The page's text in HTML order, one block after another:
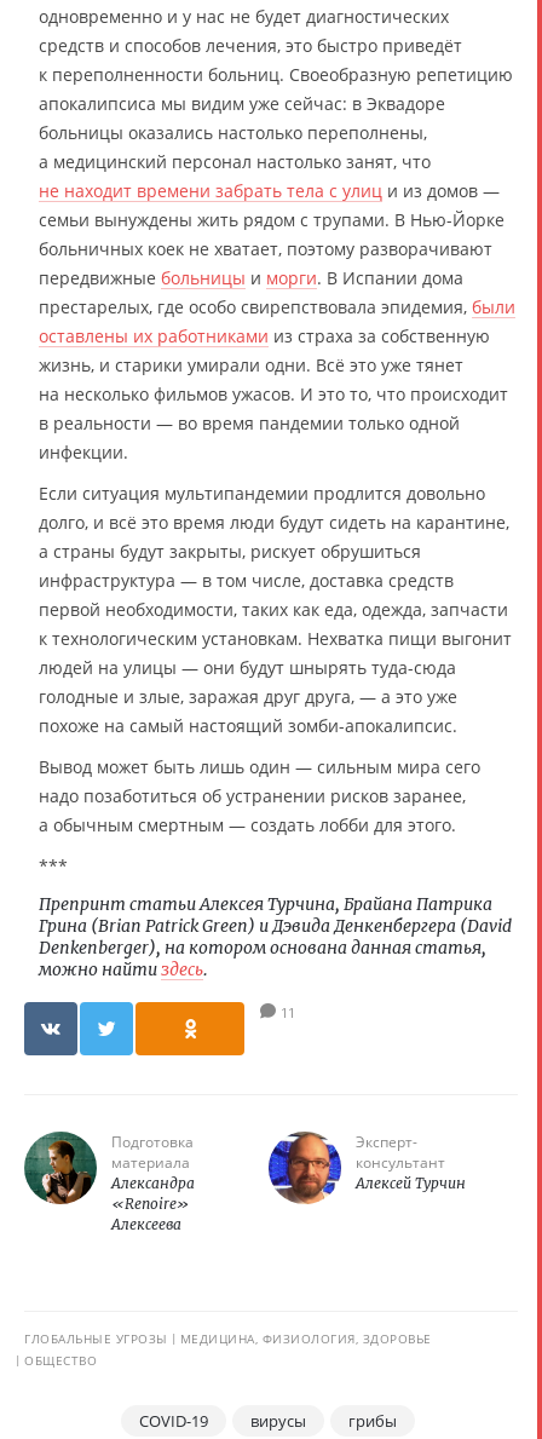
одновременно и у нас не будет диагностических
средств и способов лечения, это быстро приведёт
к переполненности больниц. Своеобразную репетицию
апокалипсиса мы видим уже сейчас: в Эквадоре
больницы оказались настолько переполнены,
а медицинский персонал настолько занят, что
не находит времени забрать тела с улиц и из домов —
семьи вынуждены жить рядом с трупами. В Нью-Йорке
больничных коек не хватает, поэтому разворачивают
передвижные больницы и морги. В Испании дома
престарелых, где особо свирепствовала эпидемия, были
оставлены их работниками из страха за собственную
жизнь, и старики умирали одни. Всё это уже тянет
на несколько фильмов ужасов. И это то, что происходит
в реальности — во время пандемии только одной
инфекции.
Если ситуация мультипандемии продлится довольно
долго, и всё это время люди будут сидеть на карантине,
а страны будут закрыты, рискует обрушиться
инфраструктура — в том числе, доставка средств
первой необходимости, таких как еда, одежда, запчасти
к технологическим установкам. Нехватка пищи выгонит
людей на улицы — они будут шнырять туда-сюда
голодные и злые, заражая друг друга, — а это уже
похоже на самый настоящий зомби-апокалипсис.
Вывод может быть лишь один — сильным мира сего
надо позаботиться об устранении рисков заранее,
а обычным смертным — создать лобби для этого.
***
Препринт статьи Алексея Турчина, Брайана Патрика
Грина (Brian Patrick Green) и Дэвида Денкенбергера (David
Denkenberger), на котором основана данная статья,
можно найтиздесь.
11
Подготовка
материала
Александра
«Renoire»
Алексеева
Эксперт-
консультант
Алексей Турчин
ГЛОБАЛЬНЫЕ УГРОЗЫ
МЕДИЦИНА, ФИЗИОЛОГИЯ, ЗДОРОВЬЕ
ОБЩЕСТВО
COVID-19 вирусы грибы